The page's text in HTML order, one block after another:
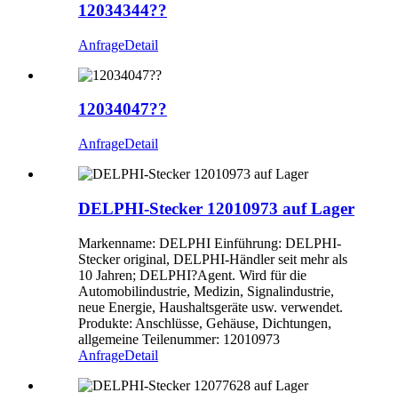
12034344??
AnfrageDetail
12034047??
AnfrageDetail
DELPHI-Stecker 12010973 auf Lager
Markenname: DELPHI Einführung: DELPHI-
Stecker original, DELPHI-Händler seit mehr als
10 Jahren; DELPHI?Agent. Wird für die
Automobilindustrie, Medizin, Signalindustrie,
neue Energie, Haushaltsgeräte usw. verwendet.
Produkte: Anschlüsse, Gehäuse, Dichtungen,
allgemeine Teilenummer: 12010973
AnfrageDetail